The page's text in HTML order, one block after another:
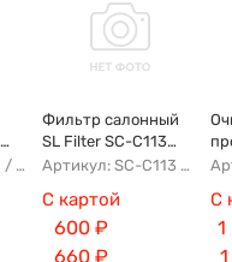
Артикул: 240521 / 122929
Фильтр салонный
SL Filter SC-C113
(AG779CF)
Артикул: SC-C113 AFW1107 8104400XKZ96A AG779CF
С картой
600 ₽
660 ₽
С
1